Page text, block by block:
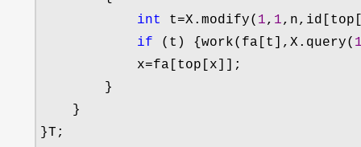
int
t=X.modify( 1, 1
if (t) {work(fa[t],X.query(
            x
=fa[top[x]];
        }
    }
}T;